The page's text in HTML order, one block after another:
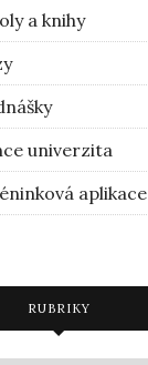
a knihy
univerzita
aplikace
RUBRIKY